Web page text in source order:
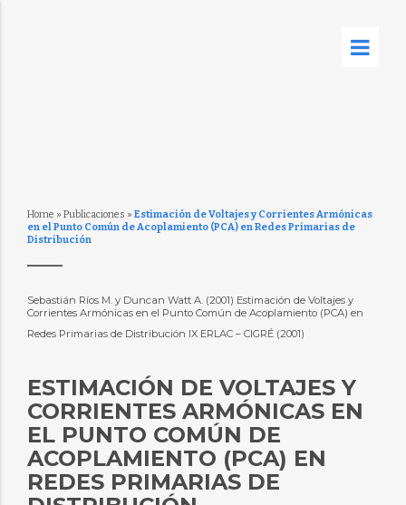
Home » Publicaciones » Estimación de Voltajes y Corrientes Armónicas
en el Punto Común de Acoplamiento (PCA) en Redes Primarias de
Distribución
Sebastián Ríos M. y Duncan Watt A. (2001) Estimación de Voltajes y
Corrientes Armónicas en el Punto Común de Acoplamiento (PCA) en
Redes Primarias de Distribución IX ERLAC – CIGRÉ (2001)
ESTIMACIÓN DE VOLTAJES Y
CORRIENTES ARMÓNICAS EN
EL PUNTO COMÚN DE
ACOPLAMIENTO (PCA) EN
REDES PRIMARIAS DE